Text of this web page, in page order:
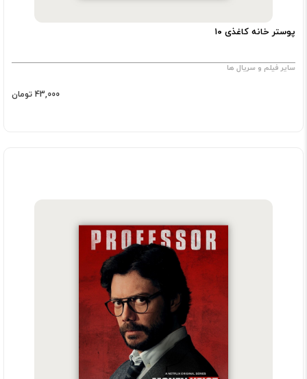
پوستر خانه کاغذی ۱۰
سایر فیلم و سریال ها
43,000 تومان